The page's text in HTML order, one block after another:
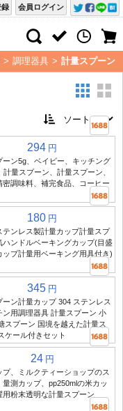
会員ログイン
録
> 調理器具 > 計量スプーン
294 円
ーン5g、ベイビー、キッチング
計量スプーン、計量スプーン、
密調味料、補完食品、コーヒー
180 円
テンレス製計量カップ計量スプ
ハンドルベーキングカップ(目盛
ップ計量用ベーキング用具付き)
345 円
ーン計量カップ 304 ステンレス
ン用調理器具 計量スプーン 小
スプーン 国境を越えた計量ス
ケール付きセット
24 円
プ、ミルクティーショップのス
量測カップ、pp250mlの米カッ
用粉末透明な計量スプーン